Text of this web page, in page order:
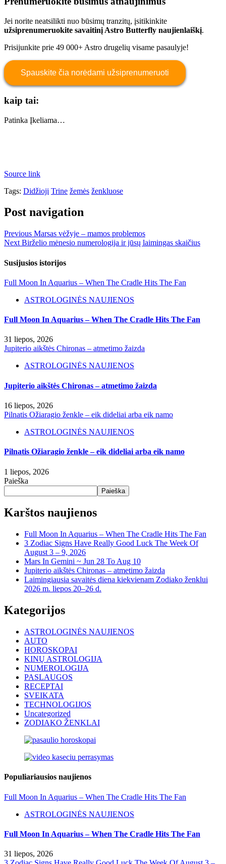
Jei norite neatsilikti nuo būsimų tranzitų, įsitikinkite
užsiprenumeruokite savaitinį Astro Butterfly naujienlaiškį.
Prisijunkite prie 49 000+ Astro drugelių visame pasaulyje!
Spauskite čia norėdami užsiprenumeruoti
kaip tai:
Patinka Įkeliama…
Source link
Tags: Didžioji Trine žemės ženkluose
Post navigation
Previous Marsas vėžyje – mamos problemos
Next Birželio mėnesio numerologija ir jūsų laimingas skaičius
Susijusios istorijos
Full Moon In Aquarius – When The Cradle Hits The Fan
ASTROLOGINĖS NAUJIENOS
Full Moon In Aquarius – When The Cradle Hits The Fan
31 liepos, 2026
Jupiterio aikštės Chironas – atmetimo žaizda
ASTROLOGINĖS NAUJIENOS
Jupiterio aikštės Chironas – atmetimo žaizda
16 liepos, 2026
Pilnatis Ožiaragio ženkle – eik dideliai arba eik namo
ASTROLOGINĖS NAUJIENOS
Pilnatis Ožiaragio ženkle – eik dideliai arba eik namo
1 liepos, 2026
Paieška
Paieška
Karštos naujienos
Full Moon In Aquarius – When The Cradle Hits The Fan
3 Zodiac Signs Have Really Good Luck The Week Of
August 3 – 9, 2026
Mars In Gemini ~ Jun 28 To Aug 10
Jupiterio aikštės Chironas – atmetimo žaizda
Laimingiausia savaitės diena kiekvienam Zodiako ženklui
2026 m. liepos 20–26 d.
Kategorijos
ASTROLOGINĖS NAUJIENOS
AUTO
HOROSKOPAI
KINŲ ASTROLOGIJA
NUMEROLOGIJA
PASLAUGOS
RECEPTAI
SVEIKATA
TECHNOLOGIJOS
Uncategorized
ZODIAKO ŽENKLAI
Populiariausios naujienos
Full Moon In Aquarius – When The Cradle Hits The Fan
ASTROLOGINĖS NAUJIENOS
Full Moon In Aquarius – When The Cradle Hits The Fan
31 liepos, 2026